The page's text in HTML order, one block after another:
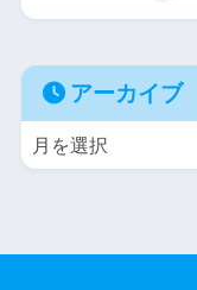
アーカイブ